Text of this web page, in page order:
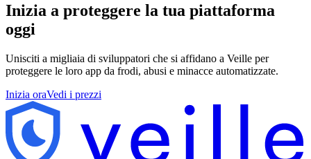
Inizia a proteggere la tua piattaforma
oggi
Unisciti a migliaia di sviluppatori che si affidano a Veille per
proteggere le loro app da frodi, abusi e minacce automatizzate.
Inizia oraVedi i prezzi